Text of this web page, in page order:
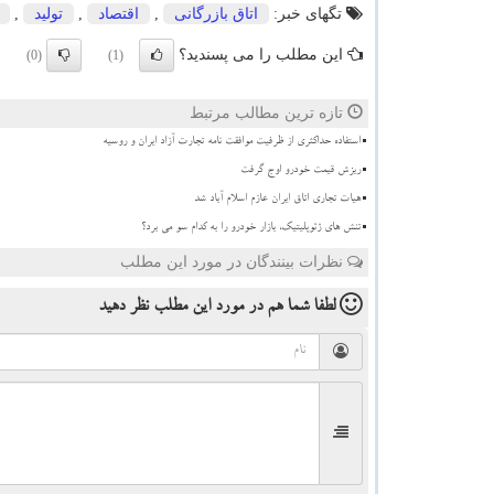
تگهای خبر: اتاق بازرگانی اقتصاد تولید
این مطلب را می پسندید؟ (1)
(0)
تازه ترین مطالب مرتبط
استفاده حداکثری از ظرفیت موافقت نامه تجارت آزاد ایران و روسیه
ریزش قیمت خودرو اوج گرفت
هیات تجاری اتاق ایران عازم اسلام آباد شد
تنش های ژئوپلیتیک، بازار خودرو را به کدام سو می برد؟
نظرات بینندگان در مورد این مطلب
لطفا شما همدر مورد این مطلب نظر دهید